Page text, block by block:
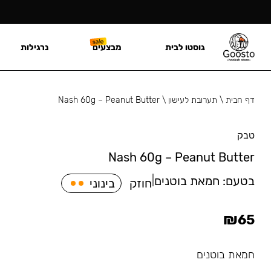
דף הבית\ תערובת לעישון \
Nash 60g – Peanut Butter
טבק
Nash 60g – Peanut Butter
בטעם: חמאת בוטנים חוזק בינוני
₪65
חמאת בוטנים
גוסטו לבית מבצעים נרגילות